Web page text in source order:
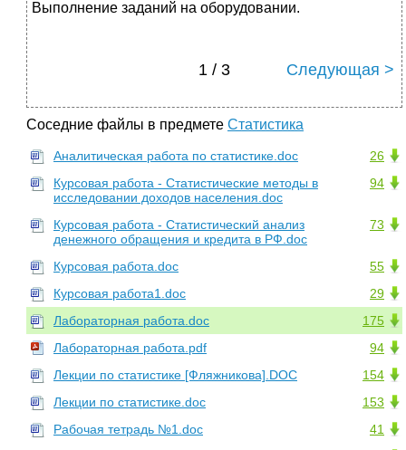
Выполнение заданий на оборудовании.
1 / 3 Следующая >
Соседние файлы в предмете Статистика
26
Аналитическая работа по статистике.doc
94
Курсовая работа - Статистические методы в
исследовании доходов населения.doc
73
Курсовая работа - Статистический анализ
денежного обращения и кредита в РФ.doc
55
Курсовая работа.doc
29
Курсовая работа1.doc
175
Лабораторная работа.doc
94
Лабораторная работа.pdf
154
Лекции по статистике [Фляжникова].DOC
153
Лекции по статистике.doc
41
Рабочая тетрадь №1.doc